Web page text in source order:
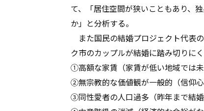
て、「居住空間が狭いこともあり、
か」と分析する。
また国民の結婚プロジェクト代表
ク市のカップルが結婚に踏み切りに
①高額な家賃（家賃が低い地域では未
②無宗教的な価値観が一般的（信仰
③同性愛者の人口過多（昨年まで結